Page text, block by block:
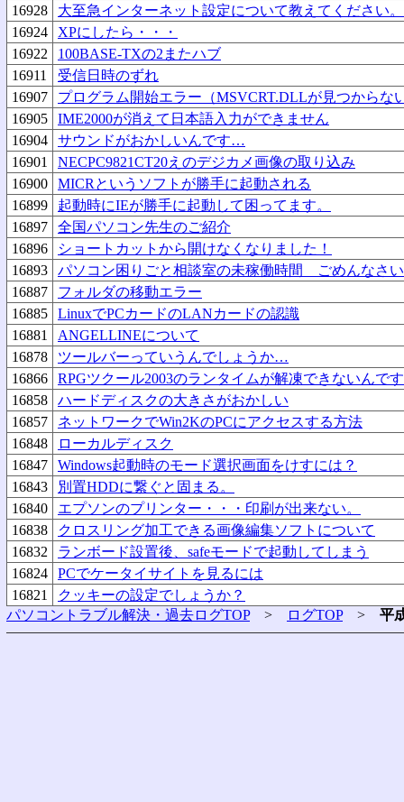
16928
大至急インターネット設定について教えてください
16924
XPにしたら・・・
16922
100BASE-TXの2またハブ
16911
受信日時のずれ
16907
プログラム開始エラー（MSVCRT.DLLが見つからな
16905
IME2000が消えて日本語入力ができません
16904
サウンドがおかしいんです…
16901
NECPC9821CT20えのデジカメ画像の取り込み
16900
MICRというソフトが勝手に起動される
16899
起動時にIEが勝手に起動して困ってます。
16897
全国パソコン先生のご紹介
16896
ショートカットから開けなくなりました！
16893
パソコン困りごと相談室の未稼働時間 ごめんなさい
16887
フォルダの移動エラー
16885
LinuxでPCカードのLANカードの認識
16881
ANGELLINEについて
16878
ツールバーっていうんでしょうか…
16866
RPGツクール2003のランタイムが解凍できないんで
16858
ハードディスクの大きさがおかしい
16857
ネットワークでWin2KのPCにアクセスする方法
16848
ローカルディスク
16847
Windows起動時のモード選択画面をけすには？
16843
別置HDDに繋ぐと固まる。
16840
エプソンのプリンター・・・印刷が出来ない。
16838
クロスリング加工できる画像編集ソフトについて
16832
ランボード設置後、safeモードで起動してしまう
16824
PCでケータイサイトを見るには
16821
クッキーの設定でしょうか？
パソコントラブル解決・過去ログTOP> ログTOP> 平